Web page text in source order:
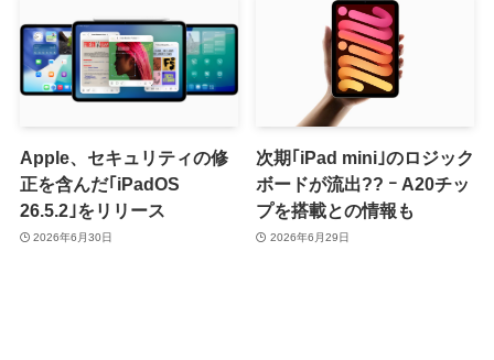
Apple、セキュリティの修
正を含んだ｢iPadOS
26.5.2｣をリリース
2026年6月30日
次期｢iPad mini｣のロジック
ボードが流出?? ｰ A20チッ
プを搭載との情報も
2026年6月29日